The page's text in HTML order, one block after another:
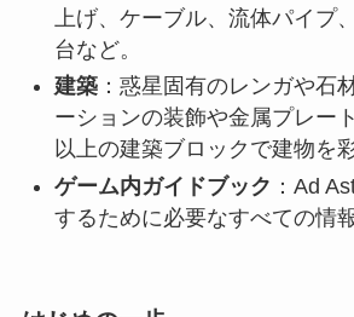
上げ、ケーブル、流体パイプ
台など。
建築：惑星固有のレンガや石
ーションの装飾や金属プレー
以上の建築ブロックで建物を
ゲーム内ガイドブック ：Ad
するために必要なすべての情